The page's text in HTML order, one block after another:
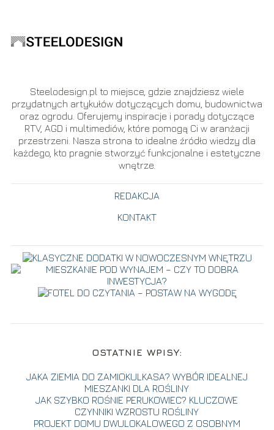
Steelodesign.pl to miejsce, gdzie znajdziesz wiele
przydatnych artykułów dotyczących domu, budownictwa
oraz ogrodu. Oferujemy inspiracje i porady dotyczące
RTV, AGD i multimediów, które pomogą Ci w aranżacji
przestrzeni. Nasza strona to idealne źródło wiedzy dla
każdego, kto pragnie stworzyć funkcjonalne i estetyczne
wnętrze.
REDAKCJA
KONTAKT
OSTATNIE WPISY:
JAKA ZIEMIA DO ZAMIOKULKASA? WYBÓR IDEALNEJ
MIESZANKI DLA ROŚLINY
JAK SZYBKO ROŚNIE PERUKOWIEC? KLUCZOWE
CZYNNIKI WZROSTU ROŚLINY
PROJEKT DOMU DWULOKALOWEGO Z OSOBNYM